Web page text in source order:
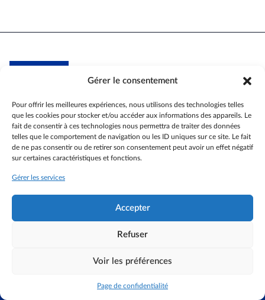
Gérer le consentement
Pour offrir les meilleures expériences, nous utilisons des technologies telles
que les cookies pour stocker et/ou accéder aux informations des appareils. Le
fait de consentir à ces technologies nous permettra de traiter des données
telles que le comportement de navigation ou les ID uniques sur ce site. Le fait
de ne pas consentir ou de retirer son consentement peut avoir un effet négatif
sur certaines caractéristiques et fonctions.
Gérer les services
Accepter
Refuser
Voir les préférences
Page de confidentialité
Association internationale des anciens
Actualités
Espace membres
Coin des aidants
Contactez-nous
S’identifier
Mentions légales
Politique de cookies (UE)